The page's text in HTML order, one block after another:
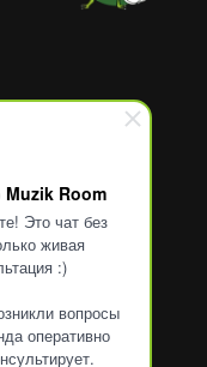
Room
Это чат без
живая
:)
вопросы
оперативно
сбора